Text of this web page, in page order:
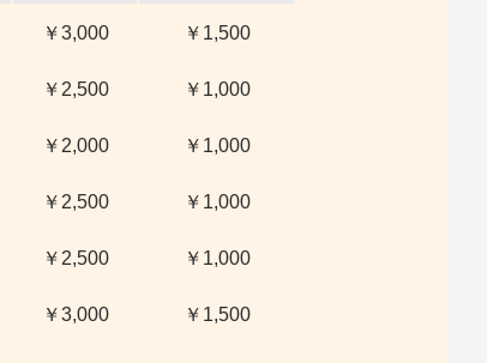
￥3,000 ￥1,500
￥2,500 ￥1,000
￥2,000 ￥1,000
￥2,500 ￥1,000
￥2,500 ￥1,000
￥3,000 ￥1,500